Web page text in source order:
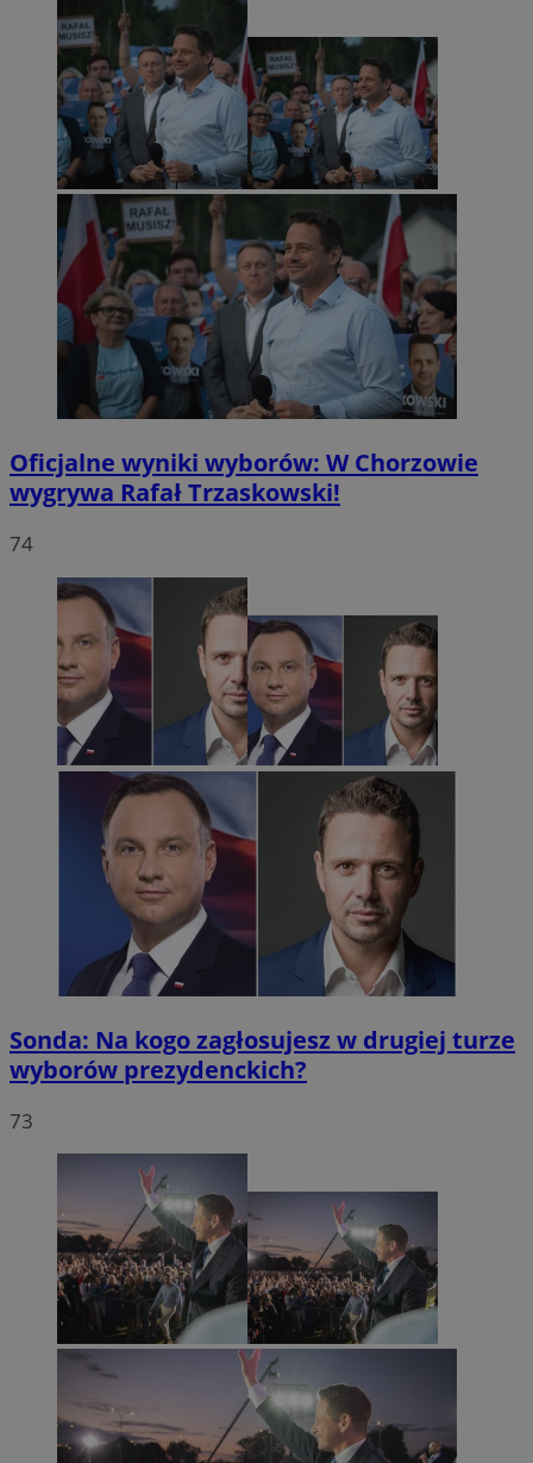
Oficjalne wyniki wyborów: W Chorzowie
wygrywa Rafał Trzaskowski!
74
Sonda: Na kogo zagłosujesz w drugiej turze
wyborów prezydenckich?
73